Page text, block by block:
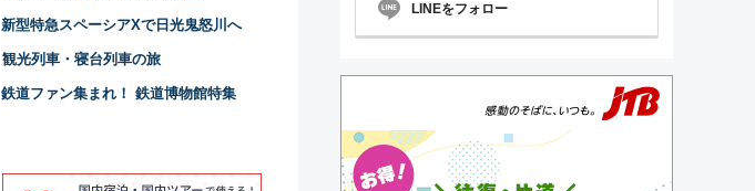
新型特急スペーシアXで日光鬼怒川へ
観光列車・寝台列車の旅
鉄道ファン集まれ！ 鉄道博物館特集
LINEをフォロー